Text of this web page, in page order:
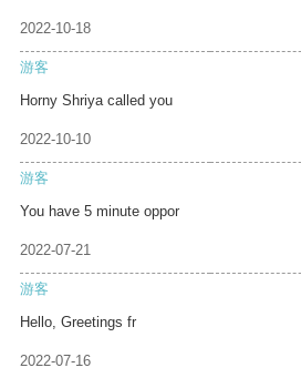
2022-10-18
游客
Horny Shriya called you
2022-10-10
游客
You have 5 minute oppor
2022-07-21
游客
Hello, Greetings fr
2022-07-16